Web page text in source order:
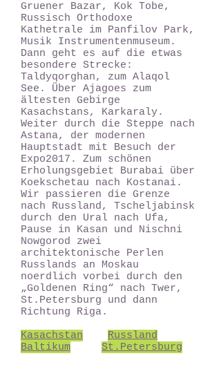
Gruener Bazar, Kok Tobe,
Russisch Orthodoxe
Kathetrale im Panfilov Park,
Musik Instrumentenmuseum.
Dann geht es auf die etwas
besondere Strecke:
Taldyqorghan, zum Alaqol
See. Über Ajagoes zum
ältesten Gebirge
Kasachstans, Karkaraly.
Weiter durch die Steppe nach
Astana, der modernen
Hauptstadt mit Besuch der
Expo2017. Zum schönen
Erholungsgebiet Burabai über
Koekschetau nach Kostanai.
Wir passieren die Grenze
nach Russland, Tscheljabinsk
durch den Ural nach Ufa,
Pause in Kasan und Nischni
Nowgorod zwei
architektonische Perlen
Russlands an Moskau
noerdlich vorbei durch den
„Goldenen Ring“ nach Twer,
St.Petersburg und dann
Richtung Riga.
Kasachstan
Russland
Baltikum
St.Petersburg